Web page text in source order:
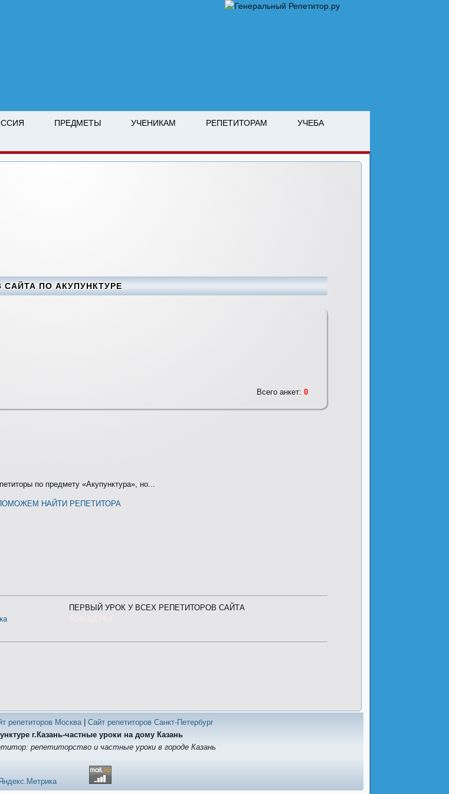
ПРЕДМЕТЫ УЧЕНИКАМ РЕПЕТИТОРАМ
УЧЕБА
САЙТА ПО АКУПУНКТУРЕ
Всего анкет:0
по предмету «Акупунктура», но...
НАЙТИ РЕПЕТИТОРА
ПЕРВЫЙ УРОК У ВСЕХ РЕПЕТИТОРОВ САЙТА
50% ЦЕНЫ
репетиторов Москва| Сайт репетиторов Санкт-Петербург
г.Казань-частные уроки на дому Казань
репетиторство и частные уроки в городе Казань